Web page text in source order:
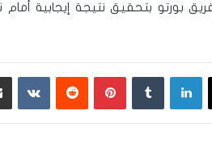
بورتو بتحقيق نتيجة إيجابية أمام
لينكدإن بينتيريست ‏VKontakte